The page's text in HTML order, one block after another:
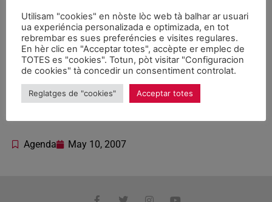
des 23 ores, acte
d’inici de campanha e
penjada de panèus
ena sedença d’Unitat
d’Aran
Agenda May 10, 2007
Utilisam "cookies" en nòste lòc web tà balhar ar usuari
ua experiéncia personalizada e optimizada, en tot
rebrembar es sues preferéncies e visites regulares.
En hèr clic en "Acceptar totes", accèpte er emplec de
TOTES es "cookies". Totun, pòt visitar "Configuracion
de cookies" tà concedir un consentiment controlat.
Reglatges de "cookies" Acceptar totes